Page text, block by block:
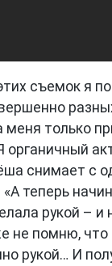
съемок я
меня только
органичный
снимает с
теперь
рукой – и
не помню, что
рукой… И